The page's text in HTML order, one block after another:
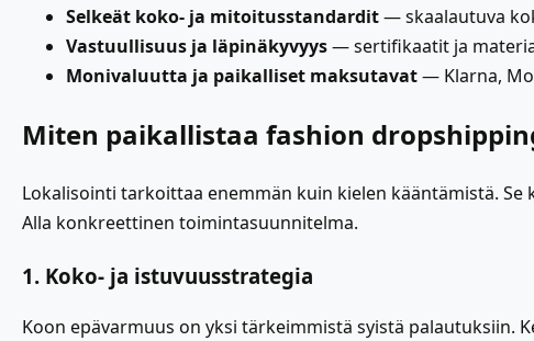
Selkeät koko- ja mitoitusstandardit— skaalautuva
Vastuullisuus ja läpinäkyvyys— sertifikaatit ja
Monivaluutta ja paikalliset maksutavat— Klarna,
Miten paikallistaa fashion
Lokalisointi tarkoittaa enemmän kuin kielen kääntämistä.
Alla konkreettinen toimintasuunnitelma.
1. Koko- ja istuvuusstrategia
Koon epävarmuus on yksi tärkeimmistä syistä